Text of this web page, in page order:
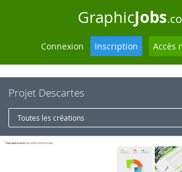
GraphicJobs
Connexion Inscription Accès
Projet Descartes
Toutes les créations